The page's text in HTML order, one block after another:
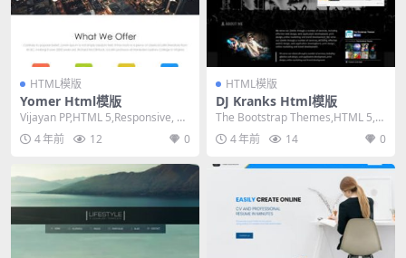
HTML模版
Yomer Html模版
Vijayan PP,HTML 5,Responsive, 4
Columns,...
4 年前 12 0
HTML模版
DJ Kranks Html模版
The Bootstrap Themes,HTML 5,R
esponsive, ...
4 年前 14 0